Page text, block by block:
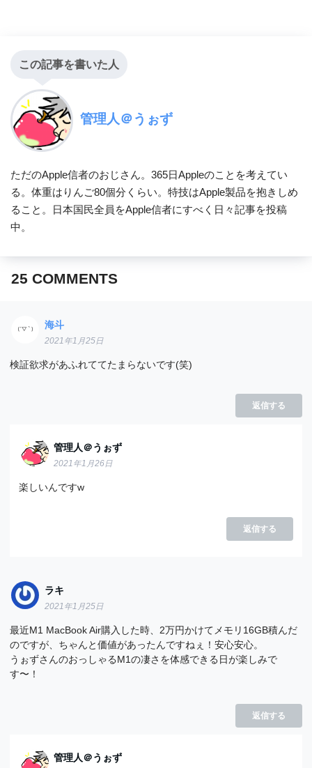
この記事を書いた人
管理人＠うぉず
ただのApple信者のおじさん。365日Appleのことを考えてい
る。体重はりんご80個分くらい。特技はApple製品を抱きしめ
ること。日本国民全員をApple信者にすべく日々記事を投稿
中。
25 COMMENTS
海斗
2021年1月25日
検証欲求があふれててたまらないです(笑)
返信する
管理人＠うぉず
2021年1月26日
楽しいんですw
返信する
ラキ
2021年1月25日
最近M1 MacBook Air購入した時、2万円かけてメモリ16GB積んだ
のですが、ちゃんと価値があったんですねぇ！安心安心。
うぉずさんのおっしゃるM1の凄さを体感できる日が楽しみで
す〜！
返信する
管理人＠うぉず